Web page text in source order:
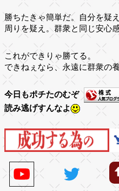
勝ちたきゃ簡単だ。自分を疑え
周りを疑え。群衆と同じ安心
これができりゃ勝てる。
できねぇなら、永遠に群衆の
今日もポチたのむぞ
読み逃げすんなよ